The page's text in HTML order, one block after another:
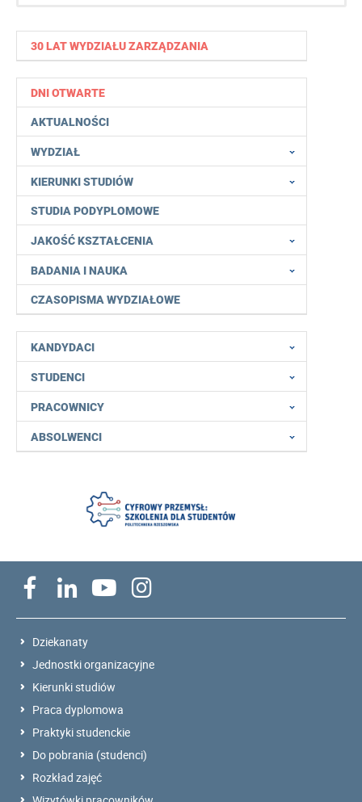
30 LAT WYDZIAŁU ZARZĄDZANIA
DNI OTWARTE
AKTUALNOŚCI
WYDZIAŁ
KIERUNKI STUDIÓW
STUDIA PODYPLOMOWE
JAKOŚĆ KSZTAŁCENIA
BADANIA I NAUKA
CZASOPISMA WYDZIAŁOWE
KANDYDACI
STUDENCI
PRACOWNICY
ABSOLWENCI
Dziekanaty
Jednostki organizacyjne
Kierunki studiów
Praca dyplomowa
Praktyki studenckie
Do pobrania (studenci)
Rozkład zajęć